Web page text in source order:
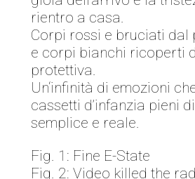
rientro a casa.
Corpi rossi e bruciati dal
e corpi bianchi ricoperti
protettiva.
Un‘infinità di emozioni
cassetti d’infanzia pieni
semplice e reale.
Fig. 1: Fine E-State
Fig. 2: Video killed the